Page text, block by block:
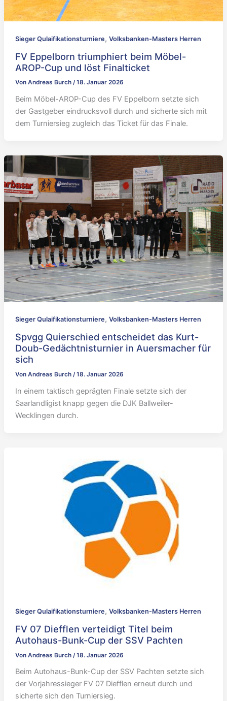
Sieger Qulaifikationsturniere, Volksbanken-Masters Herren
FV Eppelborn triumphiert beim Möbel-
AROP-Cup und löst Finalticket
Von Andreas Burch /18. Januar 2026
Beim Möbel-AROP-Cup des FV Eppelborn setzte sich
der Gastgeber eindrucksvoll durch und sicherte sich mit
dem Turniersieg zugleich das Ticket für das Finale.
Sieger Qulaifikationsturniere, Volksbanken-Masters Herren
Spvgg Quierschied entscheidet das Kurt-
Doub-Gedächtnisturnier in Auersmacher für
sich
Von Andreas Burch /18. Januar 2026
In einem taktisch geprägten Finale setzte sich der
Saarlandligist knapp gegen die DJK Ballweiler-
Wecklingen durch.
Sieger Qulaifikationsturniere, Volksbanken-Masters Herren
FV 07 Diefflen verteidigt Titel beim
Autohaus-Bunk-Cup der SSV Pachten
Von Andreas Burch /18. Januar 2026
Beim Autohaus-Bunk-Cup der SSV Pachten setzte sich
der Vorjahressieger FV 07 Diefflen erneut durch und
sicherte sich den Turniersieg.